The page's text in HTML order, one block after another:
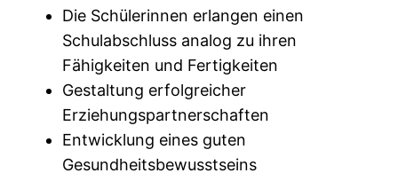
Die Schülerinnen erlangen einen
Schulabschluss analog zu ihren
Fähigkeiten und Fertigkeiten
Gestaltung erfolgreicher
Erziehungspartnerschaften
Entwicklung eines guten
Gesundheitsbewusstseins